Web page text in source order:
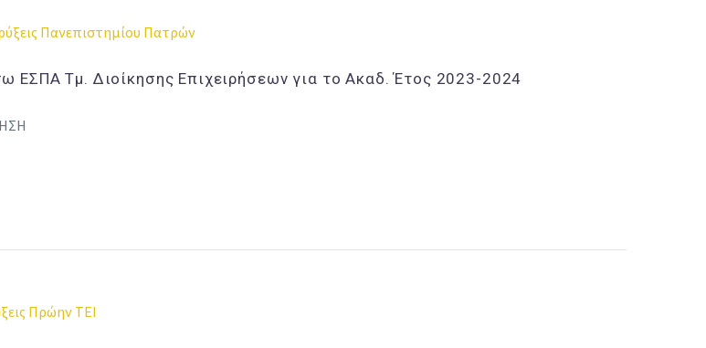
Πανεπιστημίου Πατρών
ΕΣΠΑ Τμ. Διοίκησης Επιχειρήσεων για το Ακαδ. Έτος 2023-2024
Πρώην ΤΕΙ